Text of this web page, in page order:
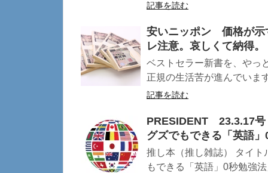
記事を読む
安いニッポン 価格が
レ注意。哀しくて納得。
ベストセラー新書を、やっ
正規の生活苦が進んでいま
記事を読む
PRESIDENT 23.3.17
グズでもできる「英語
推し本（推し雑誌） タイ
もできる「英語」0秒勉強